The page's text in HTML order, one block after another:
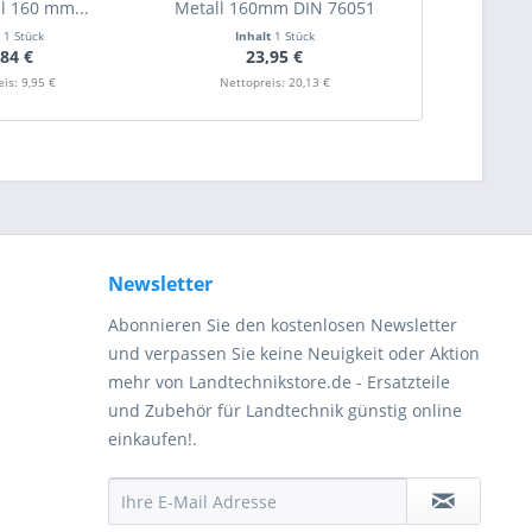
160 mm...
1 Stück
€
9,95 €
Metall 160mm DIN 76051
Inhalt 1 Stück
23,95 €
Nettopreis: 20,13 €
Newsletter
Abonnieren Sie den kostenlosen Newsletter
und verpassen Sie keine Neuigkeit oder Aktion
mehr von Landtechnikstore.de - Ersatzteile
und Zubehör für Landtechnik günstig online
einkaufen!.